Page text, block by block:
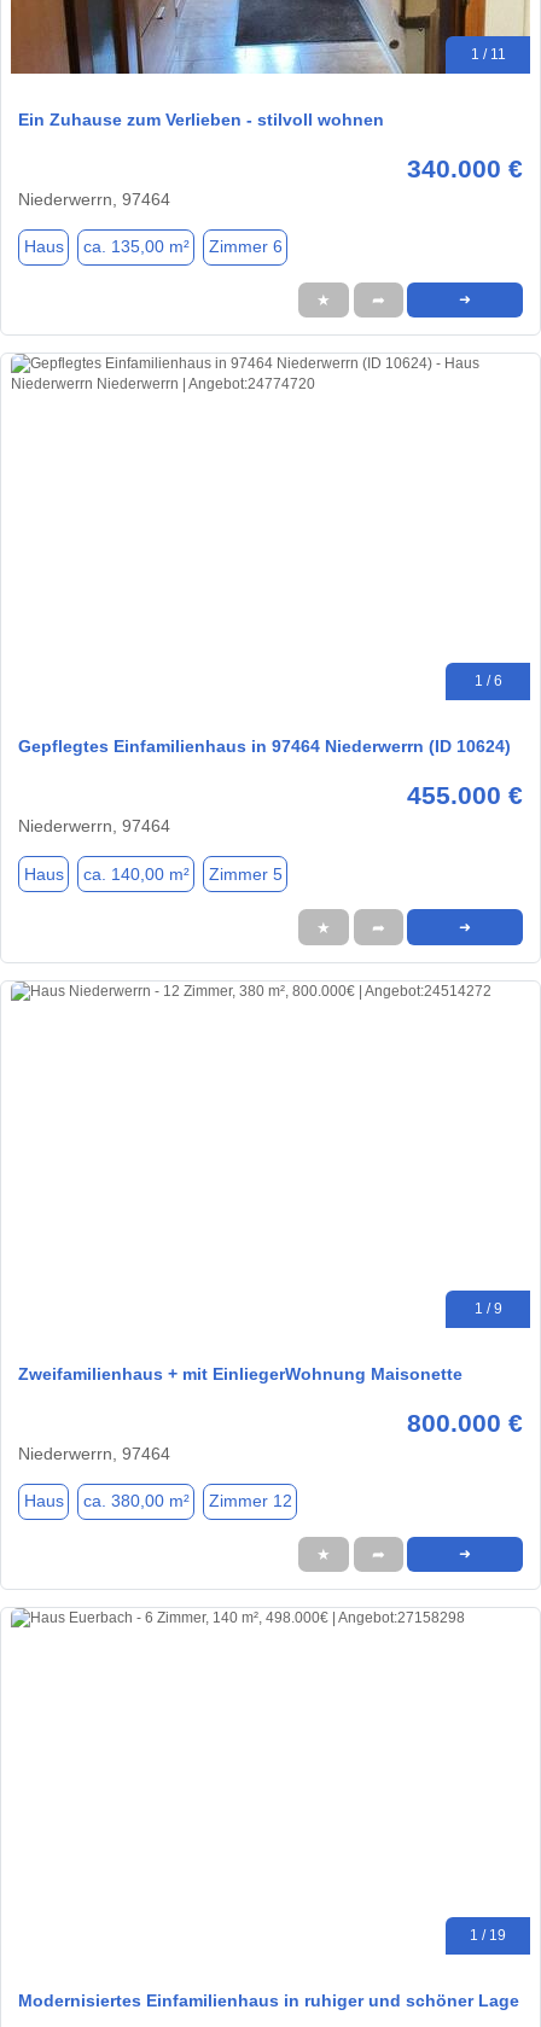
1 / 11
Ein Zuhause zum Verlieben - stilvoll wohnen
340.000 €
Niederwerrn, 97464
Haus ca. 135,00 m² Zimmer 6
★ ➦ ➜
1 / 6
Gepflegtes Einfamilienhaus in 97464 Niederwerrn (ID 10624)
455.000 €
Niederwerrn, 97464
Haus ca. 140,00 m² Zimmer 5
★ ➦ ➜
1 / 9
Zweifamilienhaus + mit EinliegerWohnung Maisonette
800.000 €
Niederwerrn, 97464
Haus ca. 380,00 m² Zimmer 12
★ ➦ ➜
1 / 19
Modernisiertes Einfamilienhaus in ruhiger und schöner Lage